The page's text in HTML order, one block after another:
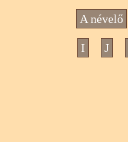
A névelő
I J